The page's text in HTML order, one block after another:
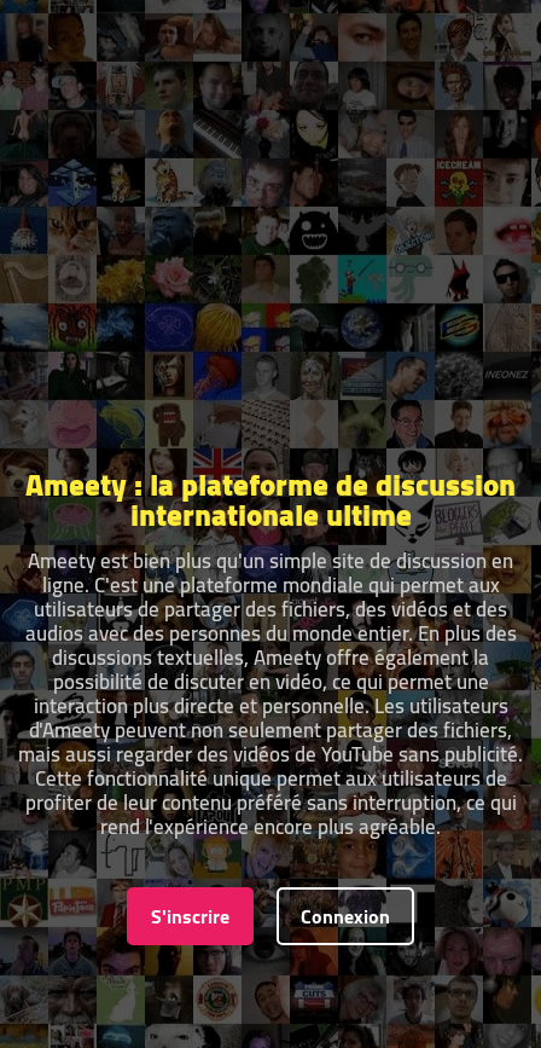
Ameety : la plateforme de discussion
internationale ultime
Ameety est bien plus qu'un simple site de discussion en
ligne. C'est une plateforme mondiale qui permet aux
utilisateurs de partager des fichiers, des vidéos et des
audios avec des personnes du monde entier. En plus des
discussions textuelles, Ameety offre également la
possibilité de discuter en vidéo, ce qui permet une
interaction plus directe et personnelle. Les utilisateurs
d'Ameety peuvent non seulement partager des fichiers,
mais aussi regarder des vidéos de YouTube sans publicité.
Cette fonctionnalité unique permet aux utilisateurs de
profiter de leur contenu préféré sans interruption, ce qui
rend l'expérience encore plus agréable.
S'inscrire Connexion